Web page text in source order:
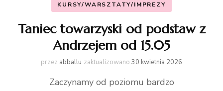
KURSY/WARSZTATY/IMPREZY
Taniec towarzyski od podstaw z
Andrzejem od 15.05
przez abballu zaktualizowano 30 kwietnia 2026
Zaczynamy od poziomu bardzo